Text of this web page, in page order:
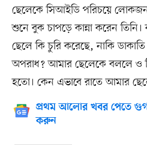
ছেলেকে সিআইডি পরিচয়ে লোকজন
শুনে বুক চাপড়ে কান্না করেন
ছেলে কি চুরি করেছে, নাকি
অপরাধ? আমার ছেলেকে বললে ও
হতো। কেন এভাবে রাতে আমার
প্রথম আলোর খবর পেতে
করুন